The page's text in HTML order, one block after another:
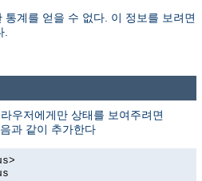
통계를 얻을 수 없다. 이 정보를 보려면
우저에게만 상태를 보여주려면
과 같이 추가한다